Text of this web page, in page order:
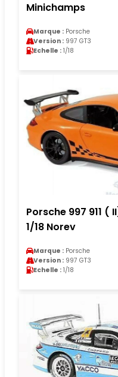
Minichamps
Marque : Porsche
Version : 997 GT3
Echelle : 1/18
Porsche 997 911 (
1/18 Norev
Marque : Porsche
Version : 997 GT3
Echelle : 1/18